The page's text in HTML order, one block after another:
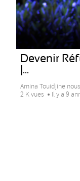
Devenir
|...
Amina Touidjine
2 K vues
Il y a 9